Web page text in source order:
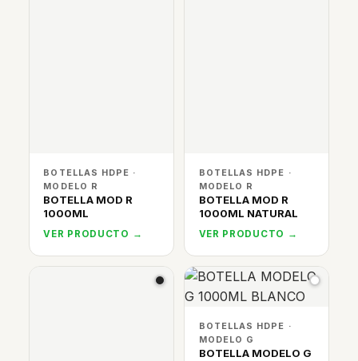
BOTELLAS HDPE ·
MODELO R
BOTELLA MOD R
1000ML
VER PRODUCTO →
BOTELLAS HDPE ·
MODELO R
BOTELLA MOD R
1000ML NATURAL
VER PRODUCTO →
BOTELLAS HDPE ·
MODELO G
BOTELLA MODELO G